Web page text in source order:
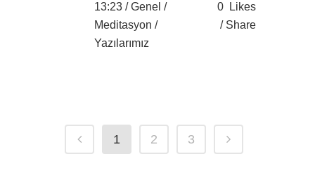
13:23 /Genel /
Meditasyon /
Yazılarımız
0
Likes
Share
1 2 3